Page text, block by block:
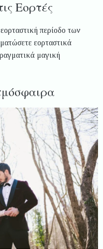
Εορτές
περίοδο των
εορταστικά
μαγική